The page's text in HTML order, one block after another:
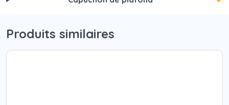
Produits similaires